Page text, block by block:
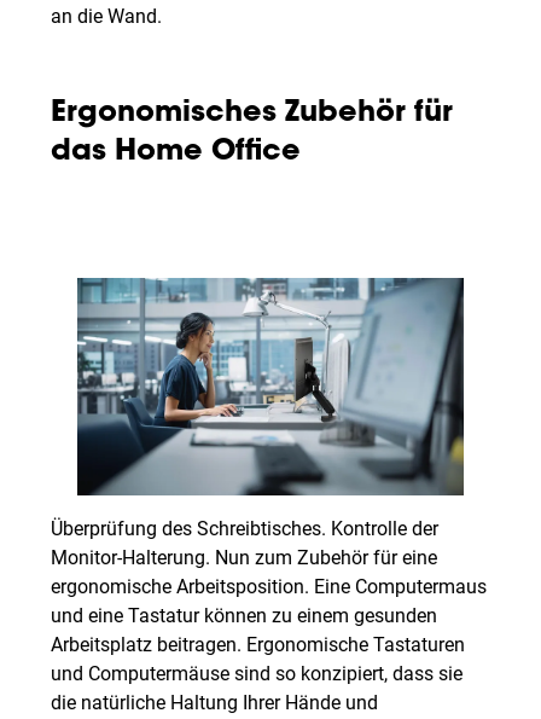
an die Wand.
Ergonomisches Zubehör für
das Home Office
Überprüfung des Schreibtisches. Kontrolle der
Monitor-Halterung. Nun zum Zubehör für eine
ergonomische Arbeitsposition. Eine Computermaus
und eine Tastatur können zu einem gesunden
Arbeitsplatz beitragen. Ergonomische Tastaturen
und Computermäuse sind so konzipiert, dass sie
die natürliche Haltung Ihrer Hände und